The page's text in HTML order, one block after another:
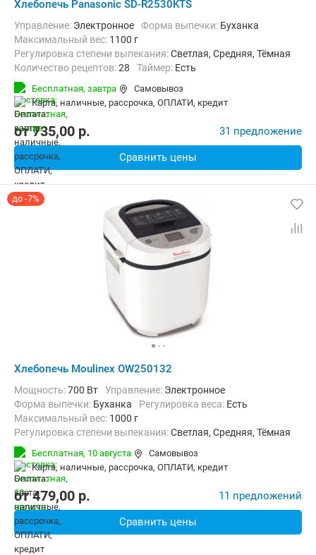
Хлебопечь Panasonic SD-R2530KTS
Управление: Электронное Форма выпечки: Буханка
максимальный вес: 1100 г
Регулировка степени выпекания:Светлая, Средняя, Тёмная
Количество рецептов:28 таймер: Есть
Дополнительные функции:
Материал корпуса:
Пластик
Бесплатная, завтра
Самовывоз
карта, наличные, рассрочка, ОПЛАТИ, кредит
от735,00 p. 31 предложение
Сравнить цены
до -7%
Хлебопечь Moulinex OW250132
Мощность:700 Вт Управление: Электронное
Форма выпечки: Буханка регулировка веса: Есть
максимальный вес: 1000 г
Регулировка степени выпекания:Светлая, Средняя, Тёмная
Количество рецептов:
Дополнительные функции:
Материал корпуса: Пластик 4.45 кг
Бесплатная, 10 августа
Самовывоз
карта, наличные, рассрочка, ОПЛАТИ, кредит
от479,00 p. 11 предложений
Сравнить цены